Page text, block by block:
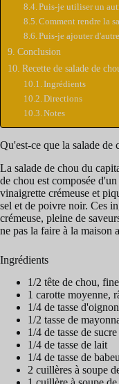
Puis-je utiliser un
Comment rendre la
Puis-je ajouter
Conclusion
Recette de salade de
Ingrédients
Directions
Notes
Qu'est-ce que la salade de
La salade de chou du
de chou est composée
vinaigrette crémeuse et
sel et de poivre noir. Ces
crémeuse, pleine de
ne pas la faire à la maison
Ingrédients
1/2 tête de chou,
1 carotte moyenne,
1/4 de tasse
1/2 tasse de
1/4 de tasse de sucre
1/4 de tasse de lait
1/4 de tasse de
2 cuillères à soupe